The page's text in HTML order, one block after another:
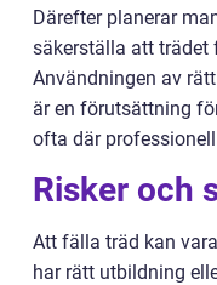
Därefter planerar
säkerställa att trädet
Användningen av
är en förutsättning
ofta där
Risker och
Att fälla träd kan
har rätt utbildning